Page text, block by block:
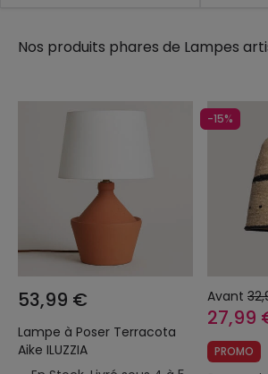
Nos produits phares de Lampes
53,99 €
Lampe à Poser Terracota
Aike ILUZZIA
-15%
Avant
27,99
PROMO